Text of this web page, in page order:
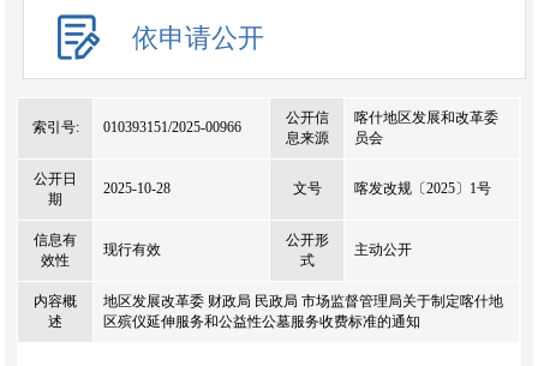
依申请公开
索引号: 010393151/2025-00966
公开信
息来源
喀什地区发展和改革委
员会
公开日
期
2025-10-28 文号 喀发改规〔2025〕1号
信息有
效性
现行有效
公开形
式
主动公开
内容概
述
地区发展改革委 财政局 民政局 市场监督管理局关于制定喀什地
区殡仪延伸服务和公益性公墓服务收费标准的通知